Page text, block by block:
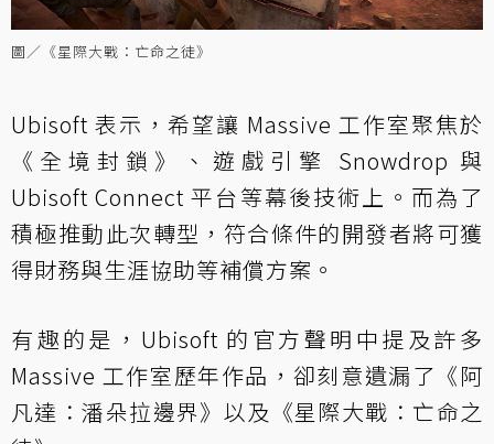
圖／《星際大戰：亡命之徒》
Ubisoft 表示，希望讓 Massive 工作室聚焦於
《全境封鎖》、遊戲引擎 Snowdrop 與
Ubisoft Connect 平台等幕後技術上。而為了
積極推動此次轉型，符合條件的開發者將可獲
得財務與生涯協助等補償方案。
有趣的是，Ubisoft 的官方聲明中提及許多
Massive 工作室歷年作品，卻刻意遺漏了《阿
凡達：潘朵拉邊界》以及《星際大戰：亡命之